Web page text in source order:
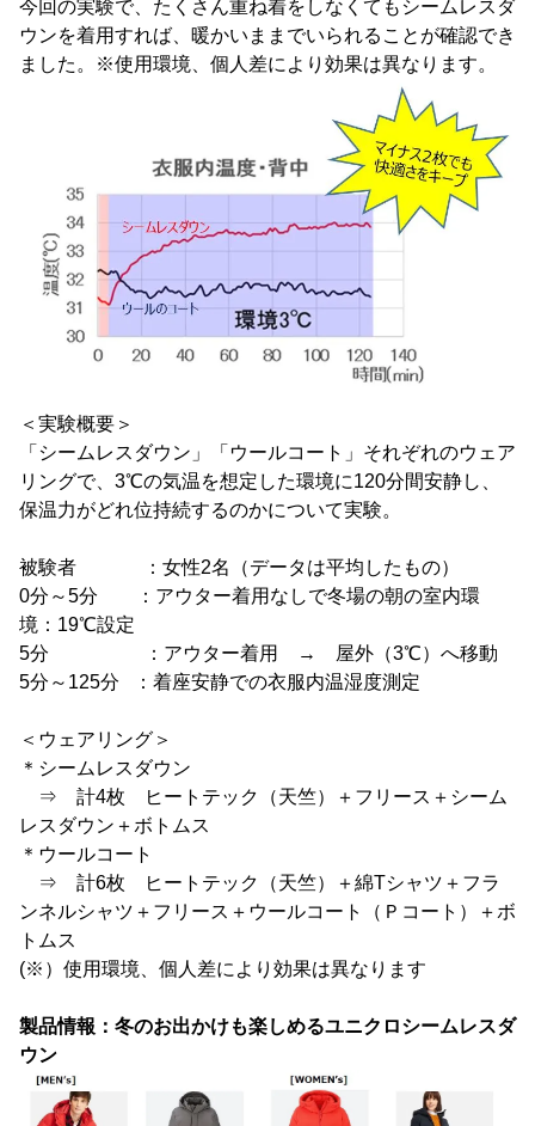
今回の実験で、たくさん重ね着をしなくてもシームレスダ
ウンを着用すれば、暖かいままでいられることが確認でき
ました。※使用環境、個人差により効果は異なります。
＜実験概要＞
「シームレスダウン」「ウールコート」それぞれのウェア
リングで、3℃の気温を想定した環境に120分間安静し、
保温力がどれ位持続するのかについて実験。
被験者 ：女性2名（データは平均したもの）
0分～5分 ：アウター着用なしで冬場の朝の室内環
境：19℃設定
5分 ：アウター着用 → 屋外（3℃）へ移動
5分～125分 ：着座安静での衣服内温湿度測定
＜ウェアリング＞
＊シームレスダウン
⇒ 計4枚 ヒートテック（天竺）＋フリース＋シーム
レスダウン＋ボトムス
＊ウールコート
⇒ 計6枚 ヒートテック（天竺）＋綿Tシャツ＋フラ
ンネルシャツ＋フリース＋ウールコート（Ｐコート）＋ボ
トムス
(※）使用環境、個人差により効果は異なります
製品情報：冬のお出かけも楽しめるユニクロシームレスダ
ウン